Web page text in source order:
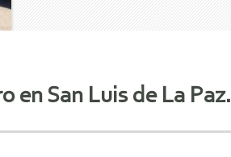
en San Luis de La Paz.